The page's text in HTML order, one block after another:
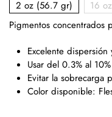
2 oz (56.7 gr)
16
Pigmentos concentrados
Excelente
Usar del 0.3% al
Evitar la sobrecarga
Color disponible: